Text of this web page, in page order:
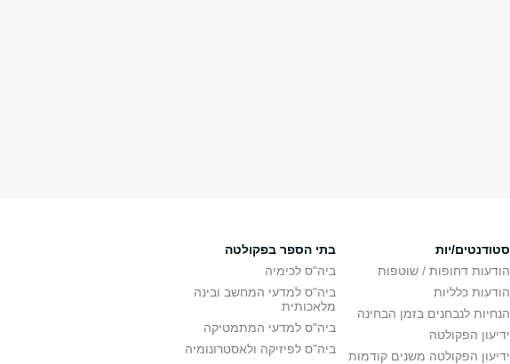
סטודנטים/יות
הודעות דחופות / שוטפות
הודעות כלליות
הנחיות לנבחנים בזמן הבחינה
ידיעון הפקולטה
ידיעון הפקולטה משנים קודמות
בתי הספר בפקולטה
ביה"ס לכימיה
ביה"ס למדעי המחשב ובינה
מלאכותית
ביה"ס למדעי המתמטיקה
ביה"ס לפיזיקה ולאסטרונומיה